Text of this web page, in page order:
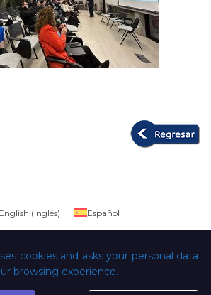
cookies and asks your personal data
browsing experience.
(Inglés) Español